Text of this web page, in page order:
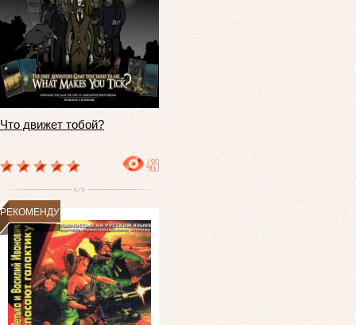
Что движет тобой?
489
РЕКОМЕНДУЕМ